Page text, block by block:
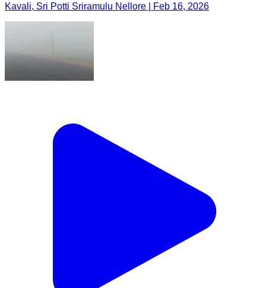
Kavali, Sri Potti Sriramulu Nellore | Feb 16, 2026